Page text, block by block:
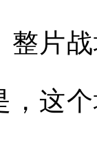
整片
，这